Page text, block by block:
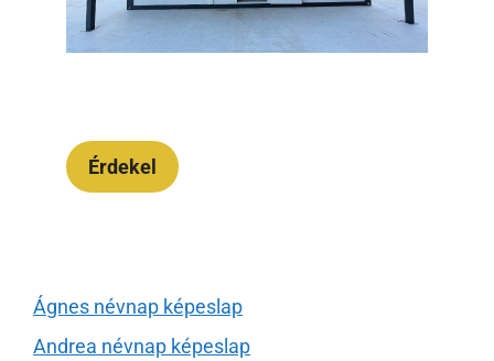
Érdekel
Ágnes névnap képeslap
Andrea névnap képeslap